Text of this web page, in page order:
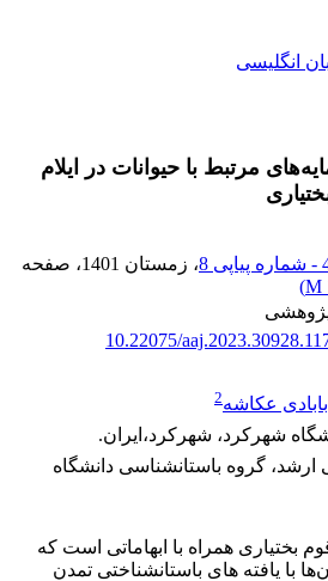
انگلیسی
مرتبط با حیوانات در ایلام
، زمستان 1401
، صفحه
)
پژوهشی
10.22075/
بابادی عکاشه2
شهرکرد، شهرکرد،ایران.
گروه باستانشناسی دانشگاه
بختیاری همراه با ابهاماتی است که
با یافته های باستان­شناختی تمدن